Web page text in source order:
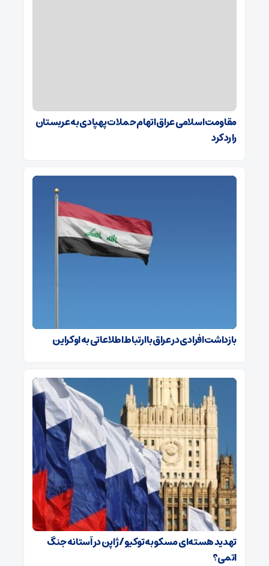
مقاومت اسلامی عراق اتهام حملات پهپادی به عربستان
را رد کرد
بازداشت افرادی در عراق با ارتباط اطلاعاتی به اوکراین
تهدید هسته‌ای مسکو به توکیو / ژاپن در آستانه جنگ
اتمی؟